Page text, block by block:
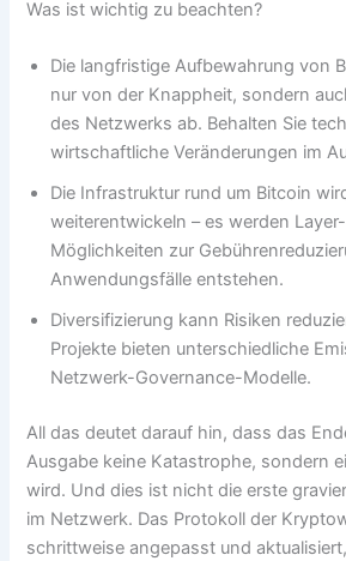
Was ist wichtig zu beachten?
Die langfristige Aufbewahrung von
nur von der Knappheit, sondern
des Netzwerks ab. Behalten Sie
wirtschaftliche Veränderungen im
Die Infrastruktur rund um Bitcoin
weiterentwickeln – es werden
Möglichkeiten zur
Anwendungsfälle entstehen.
Diversifizierung kann Risiken
Projekte bieten unterschiedliche
Netzwerk-Governance-Modelle.
All das deutet darauf hin, dass das
Ausgabe keine Katastrophe, sondern
wird. Und dies ist nicht die erste
im Netzwerk. Das Protokoll der
schrittweise angepasst und